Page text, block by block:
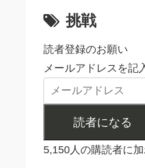
挑戦
読者登録のお願い
メールアドレスを記
読者になる
5,150人の購読者に